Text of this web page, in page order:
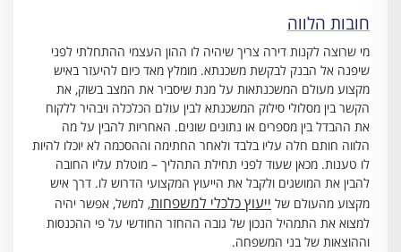
חובות הלווה
מי שרוצה לקנות דירה צריך שיהיה לו ההון העצמי ההתחלתי לפני
שיפנה אל הבנק לבקשת משכנתא. מומלץ מאד כיום להיעזר באיש
מקצוע מעולם המשכנתאות על מנת שיסביר את המצב בשוק, את
הקשר בין מסלולי סילוק המשכנתא לבין עולם הכלכלה ויבהיר ללקוח
את ההבדל בין מספרים או נתונים שונים. האחריות להבין על מה
הלווה חותם חלה עליו בלבד ולאחר החתימה וההסכמה לא יוכלו להיות
לו טענות. מכאן שעוד לפני תחילת התהליך – מוטלת עליו החובה
להבין את המושגים ולקבל את הייעוץ המקצועי הדרוש לו. דרך איש
מקצוע מהעולם של ייעוץ כלכלי למשפחות, למשל, אפשר יהיה
למצוא את התמהיל הנכון של גובה ההחזר החודשי על פי ההכנסות
וההוצאות של בני המשפחה.